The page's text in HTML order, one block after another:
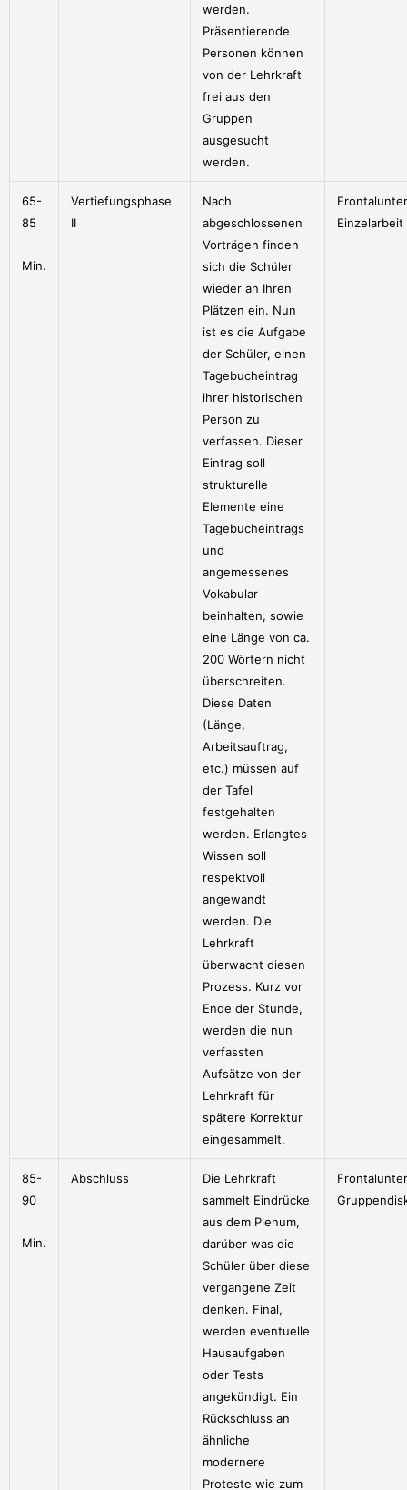
werden.
Präsentierende
Personen können
von der Lehrkraft
frei aus den
Gruppen
ausgesucht
werden.
65-
85
Min.
Vertiefungsphase
II
Nach
abgeschlossenen
Vorträgen finden
sich die Schüler
wieder an Ihren
Plätzen ein. Nun
ist es die Aufgabe
der Schüler, einen
Tagebucheintrag
ihrer historischen
Person zu
verfassen. Dieser
Eintrag soll
strukturelle
Elemente eine
Tagebucheintrags
und
angemessenes
Vokabular
beinhalten, sowie
eine Länge von ca.
200 Wörtern nicht
überschreiten.
Diese Daten
(Länge,
Arbeitsauftrag,
etc.) müssen auf
der Tafel
festgehalten
werden. Erlangtes
Wissen soll
respektvoll
angewandt
werden. Die
Lehrkraft
überwacht diesen
Prozess. Kurz vor
Ende der Stunde,
werden die nun
verfassten
Aufsätze von der
Lehrkraft für
spätere Korrektur
eingesammelt.
Einzelarbeit
85-
90
Min.
Abschluss
Die Lehrkraft
sammelt Eindrücke
aus dem Plenum,
darüber was die
Schüler über diese
vergangene Zeit
denken. Final,
werden eventuelle
Hausaufgaben
oder Tests
angekündigt. Ein
Rückschluss an
ähnliche
modernere
Proteste wie zum